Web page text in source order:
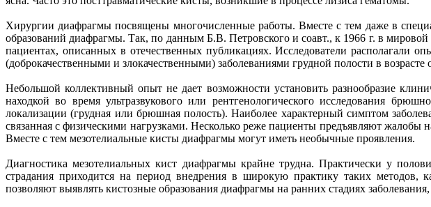
Хирургии диафрагмы посвящены многочисленные работы. Вместе с тем даже в
образований диафрагмы. Так, по данным Б.В. Петровского и соавт., к 1966 г. в
пациентах, описанных в отечественных публикациях. Исследователи располагали
(доброкачественными и злокачественными) заболеваниями грудной полости в возрасте
Небольшой коллективный опыт не дает возможности установить разнообразие
находкой во время ультразвукового или рентгенологического исследования
локализации (грудная или брюшная полость). Наиболее характерный симптом
связанная с физическими нагрузками. Несколько реже пациенты предъявляют жалобы
Вместе с тем мезотелиальные кисты диафрагмы могут иметь необычные проявления.
Диагностика мезотелиальных кист диафрагмы крайне трудна. Практически у
страдания приходится на период внедрения в широкую практику таких методов,
позволяют выявлять кистозные образования диафрагмы на ранних стадиях